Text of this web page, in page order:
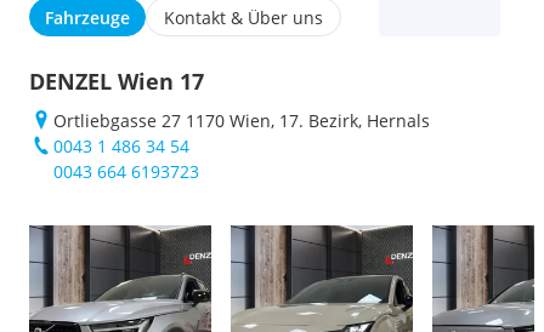
Fahrzeuge Kontakt & Über uns
DENZEL Wien 17
Ortliebgasse 27 1170 Wien, 17. Bezirk, Hernals
0043 1 486 34 54
0043 664 6193723